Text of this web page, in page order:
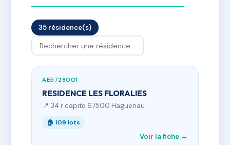
35 résidence(s)
AE5728001
RESIDENCE LES FLORALIES
📍 34 r capito 67500 Haguenau
🏠 109 lots
Voir la fiche →